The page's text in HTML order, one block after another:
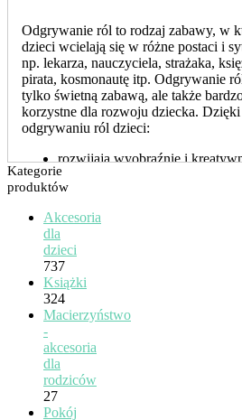
Odgrywanie ról to rodzaj zabawy, w
dzieci wcielają się w różne postaci i
np. lekarza, nauczyciela, strażaka,
pirata, kosmonautę itp. Odgrywanie
tylko świetną zabawą, ale także
korzystne dla rozwoju dziecka. Dzięki
odgrywaniu ról dzieci:
rozwijają wyobraźnię i
wymyślając własne scenariusze i
dialogi,
innymi dziećmi lub dorosłymi,
poznają świat i jego zasady,
różne zawody, różne role
sytuacje życiowe,
wzmacniają swoją pewność
samoocenę, pokazując swoje
umiejętności i talenty,
motoryczne, manipulując
przedmiotami i akcesoriami,
Kategorie
produktów
Akcesoria
dla
dzieci
737
Książki
324
Macierzyństwo
-
akcesoria
dla
rodziców
27
Pokój